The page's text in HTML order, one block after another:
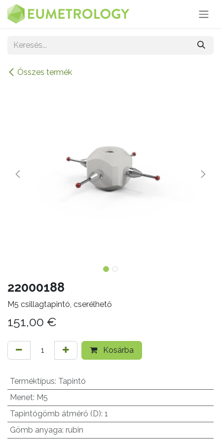
Kihagyás és továbblépés a tartalomhoz
Összes termék
22000188
M5 csillagtapintó, cserélhető
151,00 €
Kosárba
Terméktípus: Tapintó
Menet: M5
Tapintógömb átmérő (D): 1
Gömb anyaga: rubin